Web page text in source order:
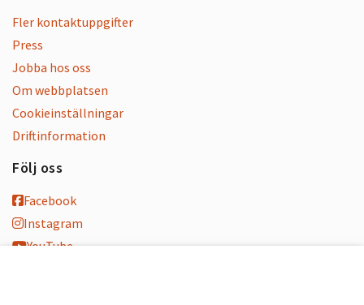
Fler kontaktuppgifter
Press
Jobba hos oss
Om webbplatsen
Cookieinställningar
Driftinformation
Följ oss
Facebook
Instagram
YouTube